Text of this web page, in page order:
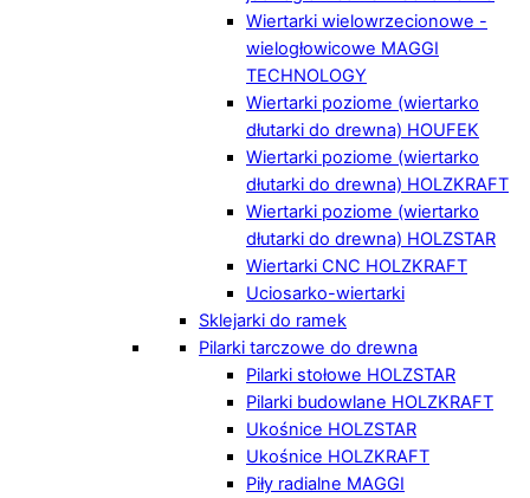
Wiertarki wielowrzecionowe -
wielogłowicowe MAGGI
TECHNOLOGY
Wiertarki poziome (wiertarko
dłutarki do drewna) HOUFEK
Wiertarki poziome (wiertarko
dłutarki do drewna) HOLZKRAFT
Wiertarki poziome (wiertarko
dłutarki do drewna) HOLZSTAR
Wiertarki CNC HOLZKRAFT
Uciosarko-wiertarki
Sklejarki do ramek
Pilarki tarczowe do drewna
Pilarki stołowe HOLZSTAR
Pilarki budowlane HOLZKRAFT
Ukośnice HOLZSTAR
Ukośnice HOLZKRAFT
Piły radialne MAGGI